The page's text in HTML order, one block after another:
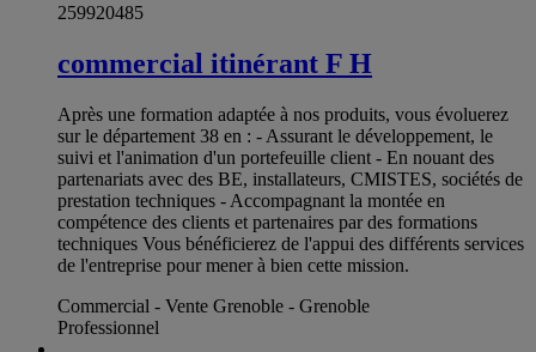
259920485
commercial itinérant F H
Après une formation adaptée à nos produits, vous évoluerez
sur le département 38 en : - Assurant le développement, le
suivi et l'animation d'un portefeuille client - En nouant des
partenariats avec des BE, installateurs, CMISTES, sociétés de
prestation techniques - Accompagnant la montée en
compétence des clients et partenaires par des formations
techniques Vous bénéficierez de l'appui des différents services
de l'entreprise pour mener à bien cette mission.
Commercial - Vente Grenoble - Grenoble
Professionnel